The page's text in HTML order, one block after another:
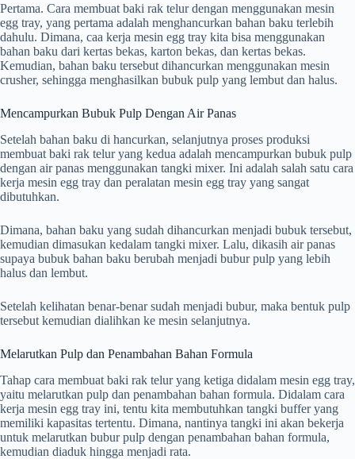
Pertama. Cara membuat baki rak telur dengan menggunakan mesin
egg tray, yang pertama adalah menghancurkan bahan baku terlebih
dahulu. Dimana, caa kerja mesin egg tray kita bisa menggunakan
bahan baku dari kertas bekas, karton bekas, dan kertas bekas.
Kemudian, bahan baku tersebut dihancurkan menggunakan mesin
crusher, sehingga menghasilkan bubuk pulp yang lembut dan halus.
Mencampurkan Bubuk Pulp Dengan Air Panas
Setelah bahan baku di hancurkan, selanjutnya proses produksi
membuat baki rak telur yang kedua adalah mencampurkan bubuk pulp
dengan air panas menggunakan tangki mixer. Ini adalah salah satu cara
kerja mesin egg tray dan peralatan mesin egg tray yang sangat
dibutuhkan.
Dimana, bahan baku yang sudah dihancurkan menjadi bubuk tersebut,
kemudian dimasukan kedalam tangki mixer. Lalu, dikasih air panas
supaya bubuk bahan baku berubah menjadi bubur pulp yang lebih
halus dan lembut.
Setelah kelihatan benar-benar sudah menjadi bubur, maka bentuk pulp
tersebut kemudian dialihkan ke mesin selanjutnya.
Melarutkan Pulp dan Penambahan Bahan Formula
Tahap cara membuat baki rak telur yang ketiga didalam mesin egg tray,
yaitu melarutkan pulp dan penambahan bahan formula. Didalam cara
kerja mesin egg tray ini, tentu kita membutuhkan tangki buffer yang
memiliki kapasitas tertentu. Dimana, nantinya tangki ini akan bekerja
untuk melarutkan bubur pulp dengan penambahan bahan formula,
kemudian diaduk hingga menjadi rata.